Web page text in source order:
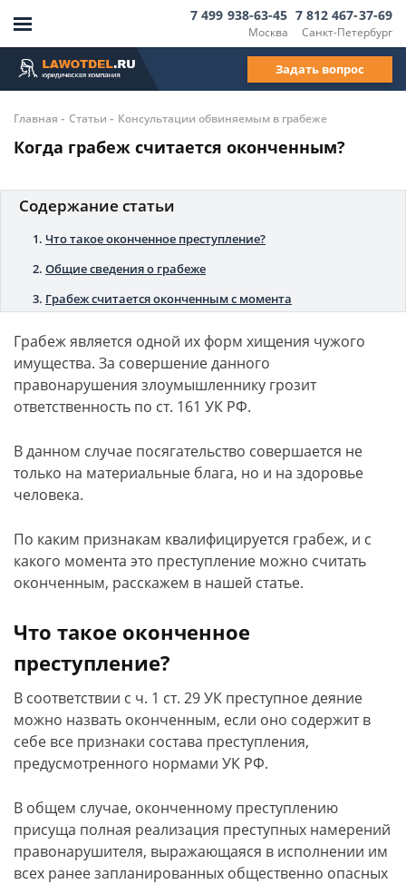
Москва
7 499 938-63-45
Санкт-Петербург
7 812 467-37-69
Задать вопрос
Главная - Статьи - Консультации обвиняемым в грабеже
Когда грабеж считается оконченным?
Содержание статьи
Что такое оконченное преступление?
Общие сведения о грабеже
Грабеж считается оконченным с момента
Грабеж является одной их форм хищения чужого
имущества. За совершение данного
правонарушения злоумышленнику грозит
ответственность по ст. 161 УК РФ.
В данном случае посягательство совершается не
только на материальные блага, но и на здоровье
человека.
По каким признакам квалифицируется грабеж, и с
какого момента это преступление можно считать
оконченным, расскажем в нашей статье.
Что такое оконченное
преступление?
В соответствии с ч. 1 ст. 29 УК преступное деяние
можно назвать оконченным, если оно содержит в
себе все признаки состава преступления,
предусмотренного нормами УК РФ.
В общем случае, оконченному преступлению
присуща полная реализация преступных намерений
правонарушителя, выражающаяся в исполнении им
всех ранее запланированных общественно опасных